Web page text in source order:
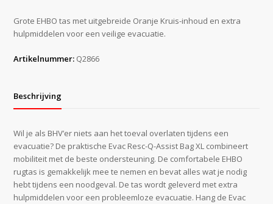
XL
aantal
Grote EHBO tas met uitgebreide Oranje Kruis-inhoud en extra
hulpmiddelen voor een veilige evacuatie.
Artikelnummer: Q2866
Beschrijving
Wil je als BHV’er niets aan het toeval overlaten tijdens een
evacuatie? De praktische Evac Resc-Q-Assist Bag XL combineert
mobiliteit met de beste ondersteuning. De comfortabele EHBO
rugtas is gemakkelijk mee te nemen en bevat alles wat je nodig
hebt tijdens een noodgeval. De tas wordt geleverd met extra
hulpmiddelen voor een probleemloze evacuatie. Hang de Evac